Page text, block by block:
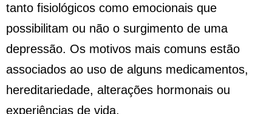
tanto fisiológicos como emocionais que
possibilitam ou não o surgimento de uma
depressão. Os motivos mais comuns estão
associados ao uso de alguns medicamentos,
hereditariedade, alterações hormonais ou
experiências de vida.